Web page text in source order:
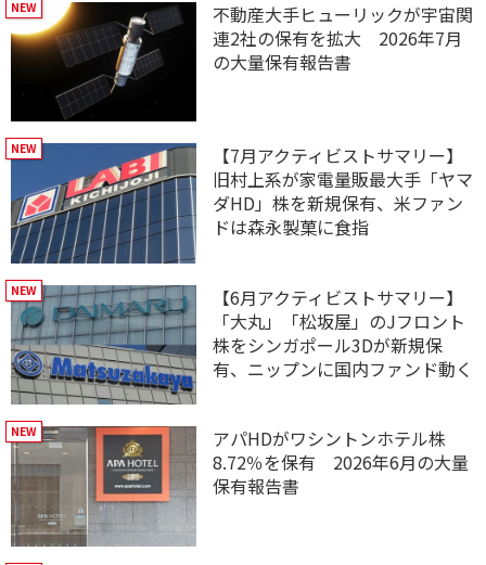
不動産大手ヒューリックが宇宙関
連2社の保有を拡大 2026年7月
の大量保有報告書
【7月アクティビストサマリー】
旧村上系が家電量販最大手「ヤマ
ダHD」株を新規保有、米ファン
ドは森永製菓に食指
【6月アクティビストサマリー】
「大丸」「松坂屋」のJフロント
株をシンガポール3Dが新規保
有、ニップンに国内ファンド動く
アパHDがワシントンホテル株
8.72％を保有 2026年6月の大量
保有報告書